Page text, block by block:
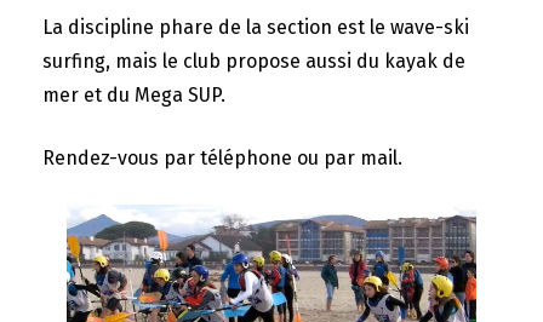
La discipline phare de la section est le wave-ski
surfing, mais le club propose aussi du kayak de
mer et du Mega SUP.
Rendez-vous par téléphone ou par mail.